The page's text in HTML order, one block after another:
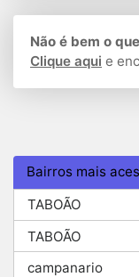
Não é bem o
Clique aqui e
Bairros mais
TABOÃO
TABOÃO
campanario